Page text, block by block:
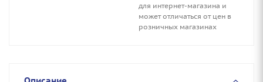
для интернет-магазина и
может отличаться от цен в
розничных магазинах